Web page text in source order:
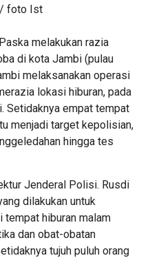
foto Ist
melakukan razia
di kota Jambi (pulau
melaksanakan operasi
lokasi hiburan, pada
Setidaknya empat tempat
menjadi target kepolisian,
hingga tes
Jenderal Polisi. Rusdi
dilakukan untuk
tempat hiburan malam
dan obat-obatan
tujuh puluh orang